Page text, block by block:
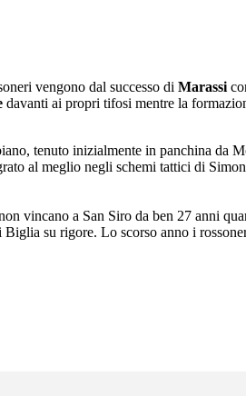
vengono dal successo di Marassi
davanti ai propri tifosi mentre la
tenuto inizialmente in panchina da
al meglio negli schemi tattici di
vincano a San Siro da ben 27 anni
su rigore. Lo scorso anno i